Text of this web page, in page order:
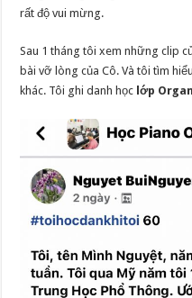
rất độ vui mừng.
Sau 1 tháng tôi xem những clip
bài vỡ lòng của Cô. Và tôi tìm
khác. Tôi ghi danh học lớp